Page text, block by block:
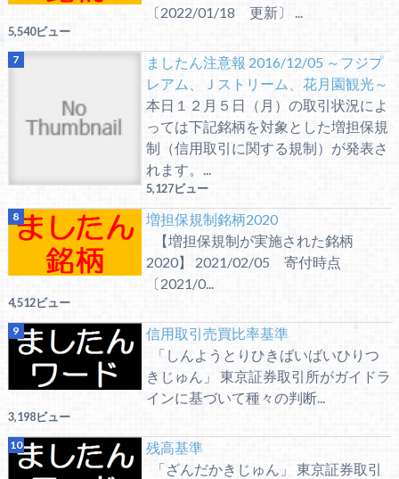
〔2022/01/18 更新〕 ...
5,540ビュー
ましたん注意報 2016/12/05 ～フジプ
レアム、Ｊストリーム、花月園観光～
本日１２月５日（月）の取引状況によ
っては下記銘柄を対象とした増担保規
制（信用取引に関する規制）が発表さ
れます。...
5,127ビュー
増担保規制銘柄2020
【増担保規制が実施された銘柄
2020】 2021/02/05 寄付時点
〔2021/0...
4,512ビュー
信用取引売買比率基準
「しんようとりひきばいばいひりつ
きじゅん」 東京証券取引所がガイドラ
インに基づいて種々の判断...
3,198ビュー
残高基準
「ざんだかきじゅん」 東京証券取引